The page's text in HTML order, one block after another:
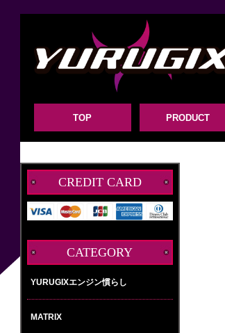
TOP PRODUCT
CREDIT CARD
CATEGORY
YURUGIXエンジン慣らし
MATRIX